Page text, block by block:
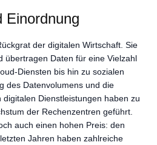
Einordnung
der digitalen Wirtschaft. Sie
übertragen Daten für eine Vielzahl
Diensten bis hin zu sozialen
des Datenvolumens und die
Dienstleistungen haben zu
der Rechenzentren geführt.
auch einen hohen Preis: den
Jahren haben zahlreiche